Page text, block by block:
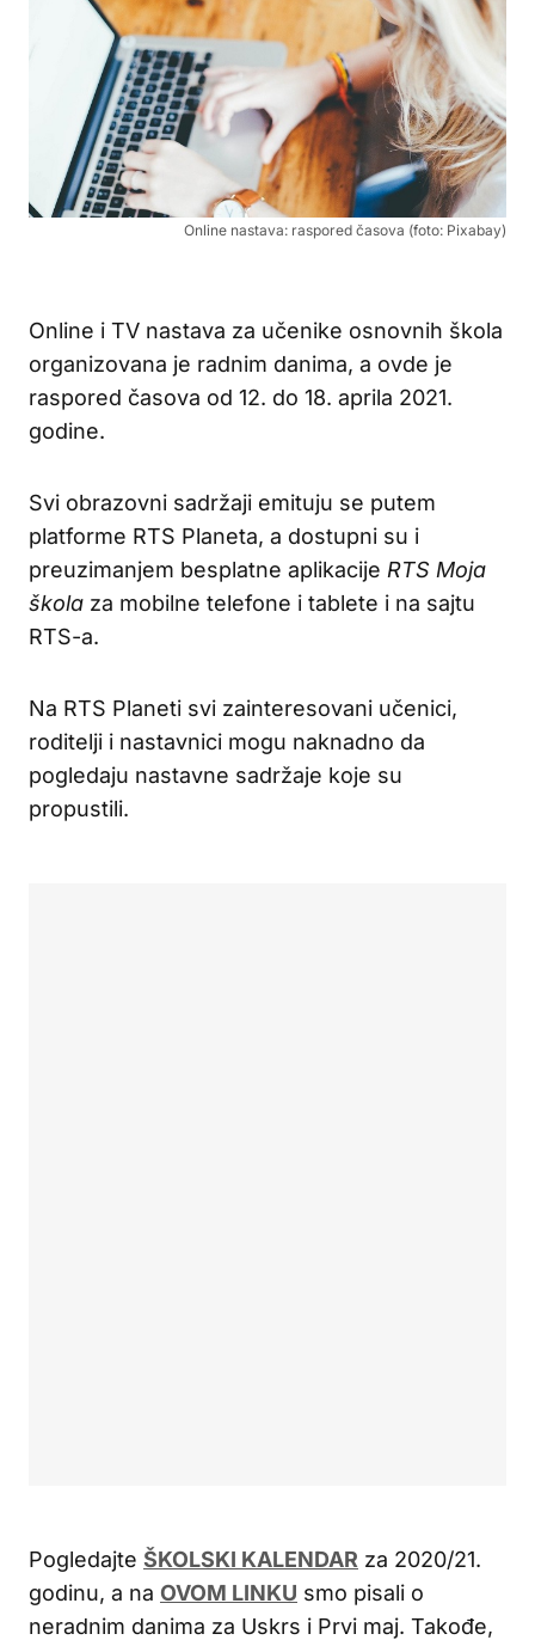
Online nastava: raspored časova (foto: Pixabay)
Online i TV nastava za učenike osnovnih škola
organizovana je radnim danima, a ovde je
raspored časova od 12. do 18. aprila 2021.
godine.
Svi obrazovni sadržaji emituju se putem
platforme RTS Planeta, a dostupni su i
preuzimanjem besplatne aplikacije RTS Moja
škola za mobilne telefone i tablete i na sajtu
RTS-a.
Na RTS Planeti svi zainteresovani učenici,
roditelji i nastavnici mogu naknadno da
pogledaju nastavne sadržaje koje su
propustili.
Pogledajte ŠKOLSKI KALENDAR za 2020/21.
godinu, a na OVOM LINKU smo pisali o
neradnim danima za Uskrs i Prvi maj. Takođe,